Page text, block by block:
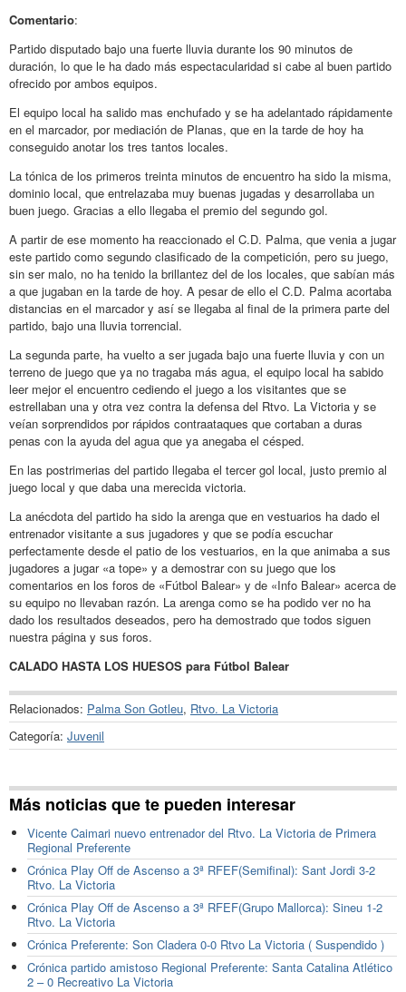
Comentario:
Partido disputado bajo una fuerte lluvia durante los 90 minutos de
duración, lo que le ha dado más espectacularidad si cabe al buen partido
ofrecido por ambos equipos.
El equipo local ha salido mas enchufado y se ha adelantado rápidamente
en el marcador, por mediación de Planas, que en la tarde de hoy ha
conseguido anotar los tres tantos locales.
La tónica de los primeros treinta minutos de encuentro ha sido la misma,
dominio local, que entrelazaba muy buenas jugadas y desarrollaba un
buen juego. Gracias a ello llegaba el premio del segundo gol.
A partir de ese momento ha reaccionado el C.D. Palma, que venia a jugar
este partido como segundo clasificado de la competición, pero su juego,
sin ser malo, no ha tenido la brillantez del de los locales, que sabían más
a que jugaban en la tarde de hoy. A pesar de ello el C.D. Palma acortaba
distancias en el marcador y así se llegaba al final de la primera parte del
partido, bajo una lluvia torrencial.
La segunda parte, ha vuelto a ser jugada bajo una fuerte lluvia y con un
terreno de juego que ya no tragaba más agua, el equipo local ha sabido
leer mejor el encuentro cediendo el juego a los visitantes que se
estrellaban una y otra vez contra la defensa del Rtvo. La Victoria y se
veían sorprendidos por rápidos contraataques que cortaban a duras
penas con la ayuda del agua que ya anegaba el césped.
En las postrimerias del partido llegaba el tercer gol local, justo premio al
juego local y que daba una merecida victoria.
La anécdota del partido ha sido la arenga que en vestuarios ha dado el
entrenador visitante a sus jugadores y que se podía escuchar
perfectamente desde el patio de los vestuarios, en la que animaba a sus
jugadores a jugar «a tope» y a demostrar con su juego que los
comentarios en los foros de «Fútbol Balear» y de «Info Balear» acerca de
su equipo no llevaban razón. La arenga como se ha podido ver no ha
dado los resultados deseados, pero ha demostrado que todos siguen
nuestra página y sus foros.
CALADO HASTA LOS HUESOS para Fútbol Balear
Relacionados: Palma Son Gotleu, Rtvo. La Victoria
Categoría: Juvenil
Más noticias que te pueden interesar
Vicente Caimari nuevo entrenador del Rtvo. La Victoria de Primera
Regional Preferente
Crónica Play Off de Ascenso a 3ª RFEF(Semifinal): Sant Jordi 3-2
Rtvo. La Victoria
Crónica Play Off de Ascenso a 3ª RFEF(Grupo Mallorca): Sineu 1-2
Rtvo. La Victoria
Crónica Preferente: Son Cladera 0-0 Rtvo La Victoria ( Suspendido )
Crónica partido amistoso Regional Preferente: Santa Catalina Atlético
2 – 0 Recreativo La Victoria